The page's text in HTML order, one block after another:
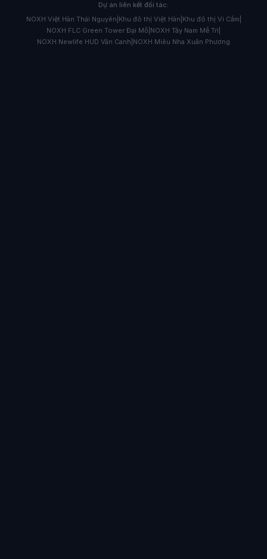
Dự án liên kết đối tác:
NOXH Việt Hàn Thái Nguyên Khu đô thị Việt Hàn Khu đô thị Vi Cầm
NOXH FLC Green Tower Đại Mỗ NOXH Tây Nam Mễ Trì
NOXH Newlife HUD Vân Canh NOXH Miêu Nha Xuân Phương